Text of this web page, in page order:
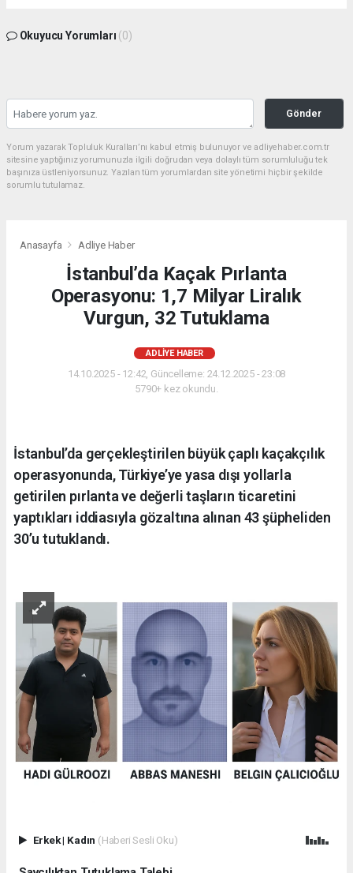
Okuyucu Yorumları (0)
Gönder
Yorum yazarak Topluluk Kuralları’nı kabul etmiş bulunuyor ve adliyehaber.com.tr
sitesine yaptığınız yorumunuzla ilgili doğrudan veya dolaylı tüm sorumluluğu tek
başınıza üstleniyorsunuz. Yazılan tüm yorumlardan site yönetimi hiçbir şekilde
sorumlu tutulamaz.
Anasayfa Adliye Haber
İstanbul’da Kaçak Pırlanta
Operasyonu: 1,7 Milyar Liralık
Vurgun, 32 Tutuklama
ADLIYE HABER
14.10.2025 - 12:42, Güncelleme: 24.12.2025 - 23:08
5790+ kez okundu.
İstanbul’da gerçekleştirilen büyük çaplı kaçakçılık
operasyonunda, Türkiye’ye yasa dışı yollarla
getirilen pırlanta ve değerli taşların ticaretini
yaptıkları iddiasıyla gözaltına alınan 43 şüpheliden
30’u tutuklandı.
Erkek| Kadın (Haberi Sesli Oku)